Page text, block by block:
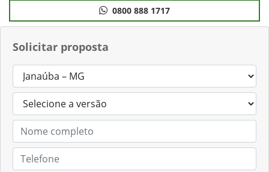
Solicitar proposta
0800 888 1717